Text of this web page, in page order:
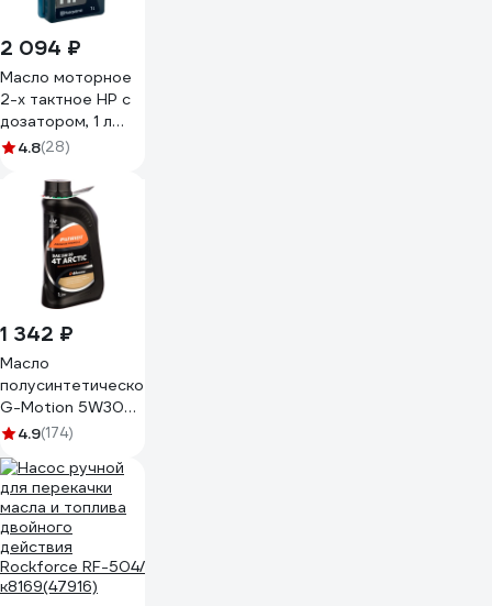
2 094 ₽
Масло моторное
2-х тактное HP с
дозатором, 1 л
Husqvarna
4.8(28)
1 342 ₽
Масло
полусинтетическое
G-Motion 5W30
4Т ARCTIC (1 л)
850030100
4.9(174)